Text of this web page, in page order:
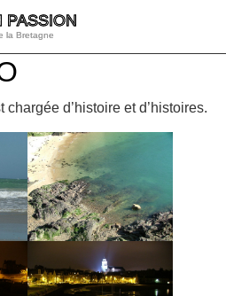
PASSION
la Bretagne
d’histoire et d’histoires.
PASSION
la Bretagne